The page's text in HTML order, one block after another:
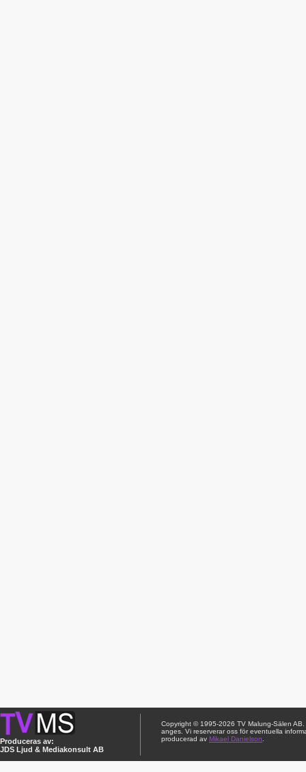
Produceras av:
JDS Ljud & Mediakonsult AB
Copyright © 1995-2026 TV Malung-Sälen
anges. Vi reserverar oss för eventuella
producerad av Mikael Danielson